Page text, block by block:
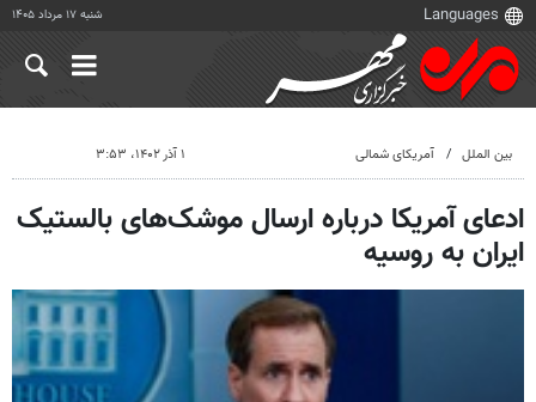
شنبه ۱۷ مرداد ۱۴۰۵
بین الملل آمریکای شمالی ۱ آذر ۱۴۰۲، ۳:۵۳
ادعای آمریکا درباره ارسال موشک‌های بالستیک
ایران به روسیه